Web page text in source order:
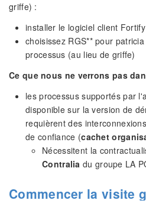
griffe) :
installer le logiciel client
choisissez RGS** pour
processus (au lieu de griffe)
Ce que nous ne verrons pas
les processus supportés par
disponible sur la version de
requièrent des
de confiance (cachet
Nécessitent la
Contralia du groupe LA
Commencer la visite